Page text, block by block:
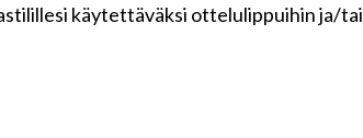
käytettäväksi ottelulippuihin ja/tai